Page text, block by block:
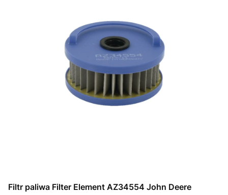
Filtr paliwa Filter Element AZ34554 John Deere